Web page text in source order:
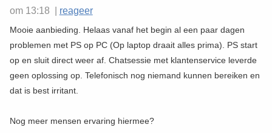
om 13:18 | reageer
Mooie aanbieding. Helaas vanaf het begin al een paar dagen
problemen met PS op PC (Op laptop draait alles prima). PS start
op en sluit direct weer af. Chatsessie met klantenservice leverde
geen oplossing op. Telefonisch nog niemand kunnen bereiken en
dat is best irritant.
Nog meer mensen ervaring hiermee?